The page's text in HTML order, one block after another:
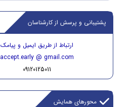
پشتیبانی و پرسش از کارشناسان
ارتباط از طریق ایمیل و پیامک
accept.early @ gmail.com
09120125011
محورهای همایش